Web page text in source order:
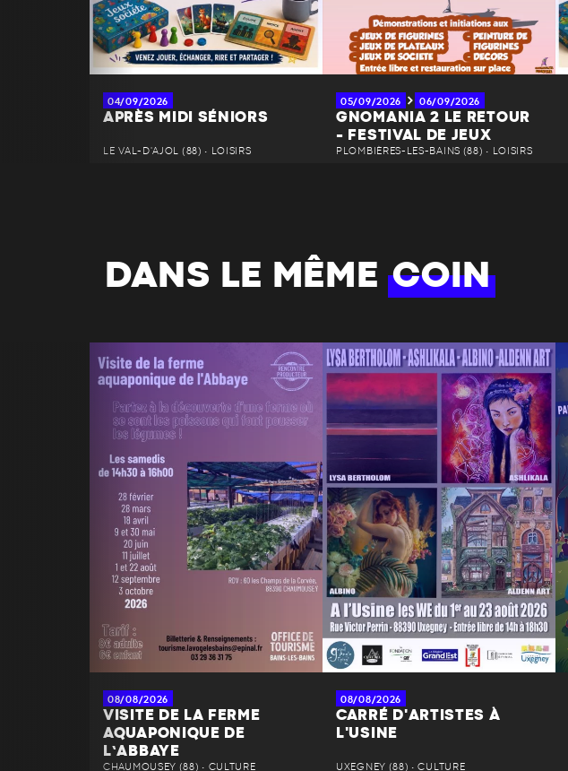
04/09/2026
APRÈS MIDI SÉNIORS
LE VAL-D'AJOL (88) • LOISIRS
05/09/2026 06/09/2026
GNOMANIA 2 LE RETOUR
- FESTIVAL DE JEUX
PLOMBIÈRES-LES-BAINS (88) • LOISIRS
DANS LE MÊMECOIN
08/08/2026
VISITE DE LA FERME
AQUAPONIQUE DE
L’ABBAYE
CHAUMOUSEY (88) • CULTURE
08/08/2026
CARRÉ D'ARTISTES À
L'USINE
UXEGNEY (88) • CULTURE